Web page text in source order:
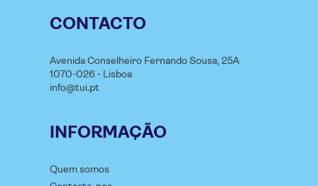
CONTACTO
Avenida Conselheiro Fernando Sousa, 25A
1070-026 - Lisboa
info@tui.pt
INFORMAÇÃO
Quem somos